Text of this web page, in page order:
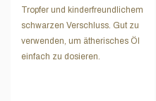
Tropfer und kinderfreundlichem
schwarzen Verschluss. Gut zu
verwenden, um ätherisches Öl
einfach zu dosieren.